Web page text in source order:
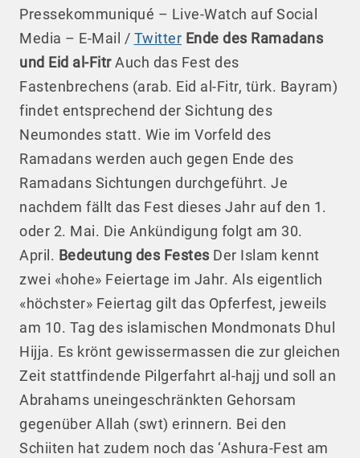
Pressekommuniqué – Live-Watch auf Social
Media – E-Mail / Twitter Ende des Ramadans
und Eid al-FitrAuch das Fest des
Fastenbrechens (arab. Eid al-Fitr, türk. Bayram)
findet entsprechend der Sichtung des
Neumondes statt. Wie im Vorfeld des
Ramadans werden auch gegen Ende des
Ramadans Sichtungen durchgeführt. Je
nachdem fällt das Fest dieses Jahr auf den 1.
oder 2. Mai. Die Ankündigung folgt am 30.
April. Bedeutung des Festes Der Islam kennt
zwei «hohe» Feiertage im Jahr. Als eigentlich
«höchster» Feiertag gilt das Opferfest, jeweils
am 10. Tag des islamischen Mondmonats Dhul
Hijja. Es krönt gewissermassen die zur gleichen
Zeit stattfindende Pilgerfahrt al-hajj und soll an
Abrahams uneingeschränkten Gehorsam
gegenüber Allah (swt) erinnern. Bei den
Schiiten hat zudem noch das ‘Ashura-Fest am